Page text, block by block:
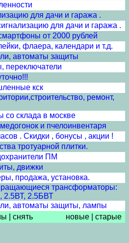
для дачи и гаража .
для дачи и гаража .
от 2000 рублей
флаера, календари и т.д.
автоматы защиты
переключатели
кск
ремонт,
склада в москве
и пчелоинвентаря
. Скидки , бонусы , акции !
тротуарной плитки.
ПМ
движки
продажа, установка.
трансформаторы:
2.5ВТ, 2.5БВТ
автоматы защиты, лампы
снять новые старые